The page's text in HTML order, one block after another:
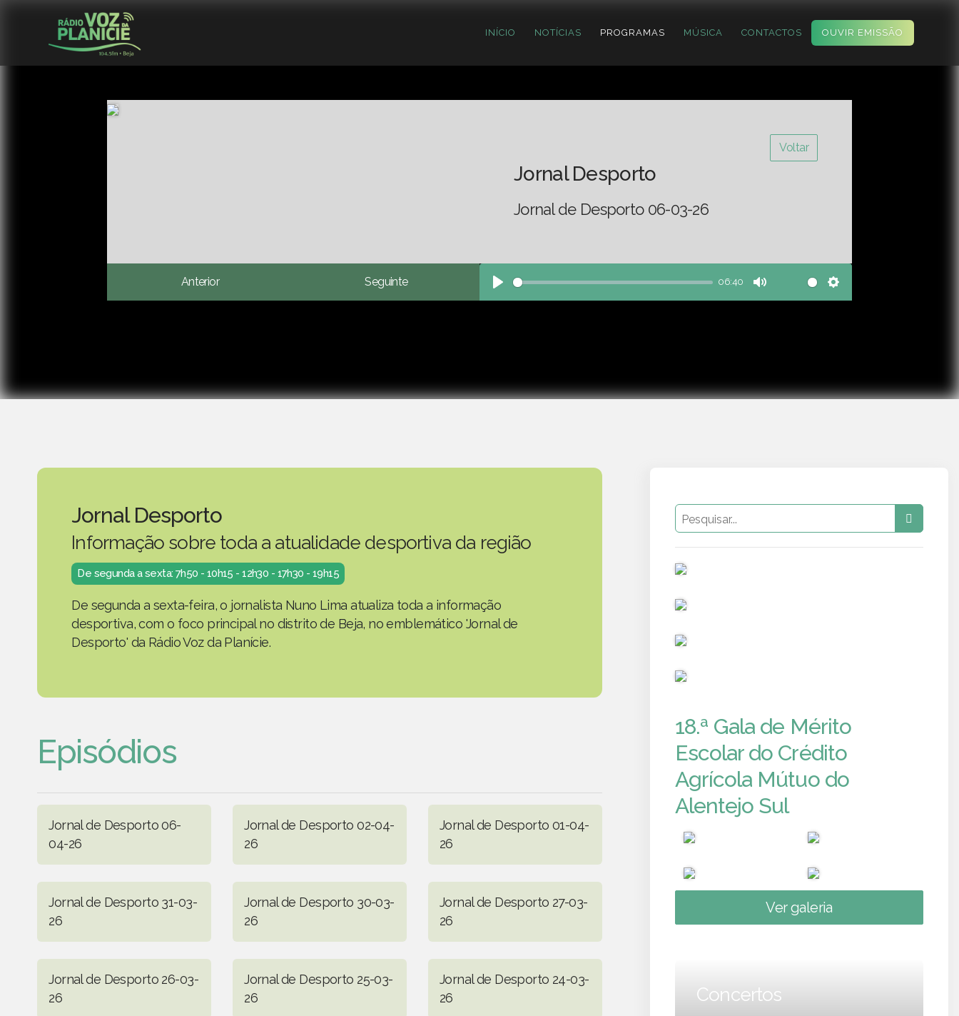
INÍCIO NOTÍCIAS PROGRAMAS MÚSICA CONTACTOS OUVIR EMISSÃO
Voltar
Jornal Desporto
Jornal de Desporto 06-03-26
Anterior Seguinte
Play
06:40
Mute Settings
Jornal Desporto
Informação sobre toda a atualidade desportiva da região
De segunda a sexta: 7h50 - 10h15 - 12h30 - 17h30 - 19h15
De segunda a sexta-feira, o jornalista Nuno Lima atualiza toda a informação
desportiva, com o foco principal no distrito de Beja, no emblemático 'Jornal de
Desporto' da Rádio Voz da Planície.
Episódios
Jornal de Desporto 06-
04-26
Jornal de Desporto 02-04-
26
Jornal de Desporto 01-04-
26
Jornal de Desporto 31-03-
26
Jornal de Desporto 30-03-
26
Jornal de Desporto 27-03-
26
Jornal de Desporto 26-03-
26
Jornal de Desporto 25-03-
26
Jornal de Desporto 24-03-
26
18.ª Gala de Mérito
Escolar do Crédito
Agrícola Mútuo do
Alentejo Sul
Ver galeria
Concertos